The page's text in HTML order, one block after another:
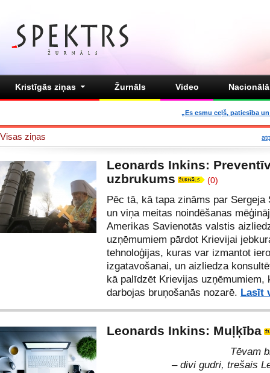
Kristīgās ziņas Žurnāls Video
„Es esmu ceļš, patiesība
Visas ziņas
Leonards Inkins:
uzbrukums
(0)
Pēc tā, kā tapa zināms par Sergeja
un viņa meitas noindēšanas
Amerikas Savienotās valstis
uzņēmumiem pārdot Krievijai
tehnoloģijas, kuras var izmantot
izgatavošanai, un aizliedza
kā palīdzēt Krievijas uzņēmumiem,
darbojas bruņošanās nozarē. Lasīt
Leonards Inkins: Muļķība
Tēvam
– divi gudri, trešais